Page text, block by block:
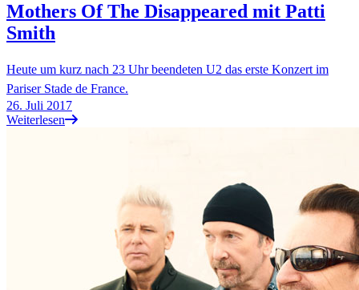
Mothers Of The Disappeared mit Patti
Smith
Heute um kurz nach 23 Uhr beendeten U2 das erste Konzert im
Pariser Stade de France.
26. Juli 2017
Weiterlesen